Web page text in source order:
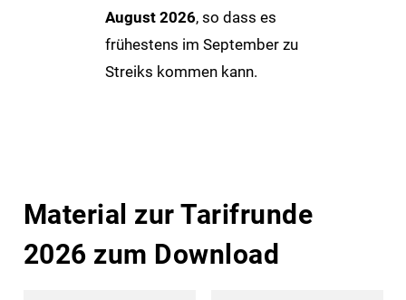
August 2026, so dass es
frühestens im September zu
Streiks kommen kann.
Material zur Tarifrunde
2026 zum Download